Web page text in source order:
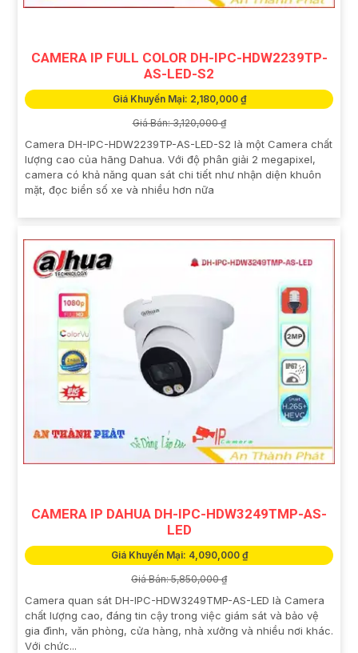
CAMERA IP FULL COLOR DH-IPC-HDW2239TP-
AS-LED-S2
Giá Khuyến Mại: 2,180,000 ₫
Giá Bán: 3,120,000 ₫
Camera DH-IPC-HDW2239TP-AS-LED-S2 là một Camera chất
lượng cao của hãng Dahua. Với độ phân giải 2 megapixel,
camera có khả năng quan sát chi tiết như nhận diện khuôn
mặt, đọc biển số xe và nhiều hơn nữa
CAMERA IP DAHUA DH-IPC-HDW3249TMP-AS-
LED
Giá Khuyến Mại: 4,090,000 ₫
Giá Bán: 5,850,000 ₫
Camera quan sát DH-IPC-HDW3249TMP-AS-LED là Camera
chất lượng cao, đáng tin cậy trong việc giám sát và bảo vệ
gia đình, văn phòng, cửa hàng, nhà xưởng và nhiều nơi khác.
Với chức...